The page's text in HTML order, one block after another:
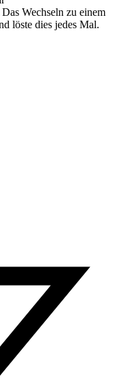
Wechseln zu einem
löste dies jedes Mal.